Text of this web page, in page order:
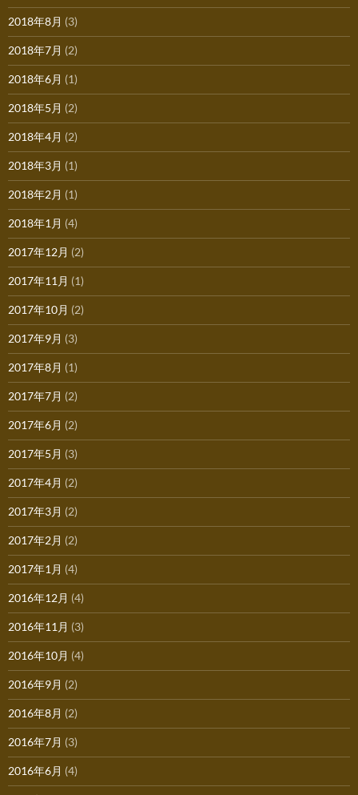
2018年8月 (3)
2018年7月 (2)
2018年6月 (1)
2018年5月 (2)
2018年4月 (2)
2018年3月 (1)
2018年2月 (1)
2018年1月 (4)
2017年12月 (2)
2017年11月 (1)
2017年10月 (2)
2017年9月 (3)
2017年8月 (1)
2017年7月 (2)
2017年6月 (2)
2017年5月 (3)
2017年4月 (2)
2017年3月 (2)
2017年2月 (2)
2017年1月 (4)
2016年12月 (4)
2016年11月 (3)
2016年10月 (4)
2016年9月 (2)
2016年8月 (2)
2016年7月 (3)
2016年6月 (4)